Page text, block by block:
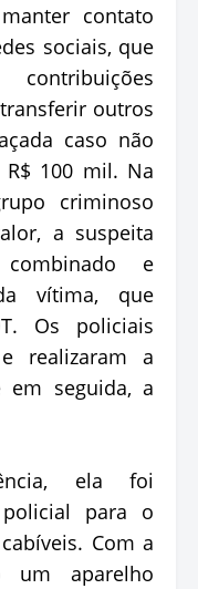
contato
sociais, que
contribuições
outros
caso não
100 mil. Na
criminoso
a suspeita
e
vítima, que
Os policiais
realizaram a
em seguida, a
ela foi
para o
Com a
um aparelho